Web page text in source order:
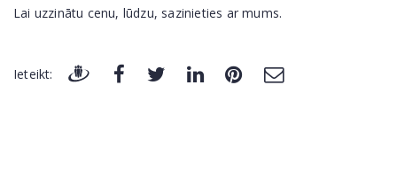
Lai uzzinātu cenu, lūdzu, sazinieties ar mums.
Ieteikt: